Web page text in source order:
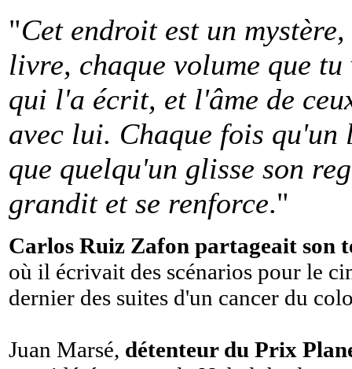
"Cet endroit est un
livre, chaque volume que
qui l'a écrit, et l'âme de
avec lui. Chaque fois qu'un
que quelqu'un glisse son
grandit et se renforce."
Carlos Ruiz Zafon partageait son
où il écrivait des scénarios pour le
dernier des suites d'un cancer du
Juan Marsé, détenteur du Prix